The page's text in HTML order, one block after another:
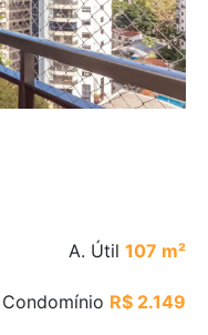
A. Útil 107 m²
Condomínio R$ 2.149